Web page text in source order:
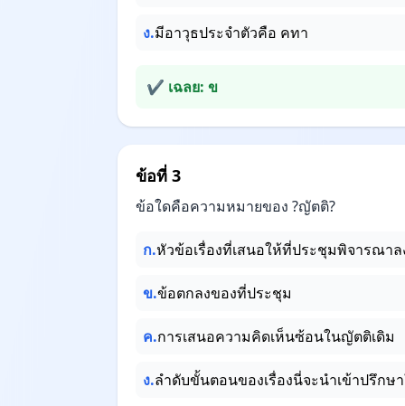
ง.มีอาวุธประจำตัวคือ คทา
✔ เฉลย: ข
ข้อที่ 3
ข้อใดคือความหมายของ ?ญัตติ?
ก.หัวข้อเรื่องที่เสนอให้ที่ประชุมพิจารณา
ข.ข้อตกลงของที่ประชุม
ค.การเสนอความคิดเห็นซ้อนในญัตติเดิม
ง.ลำดับขั้นตอนของเรื่องนี่จะนำเข้าปรึกษ